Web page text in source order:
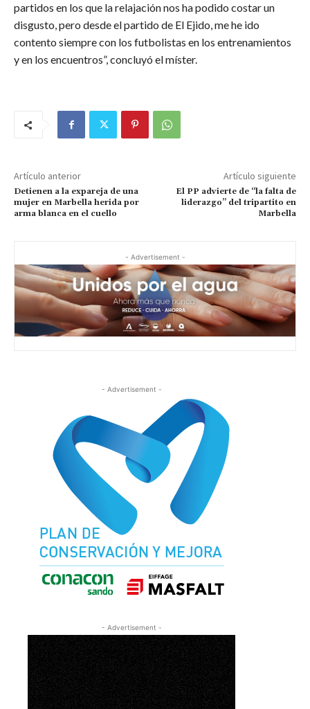
partidos en los que la relajación nos ha podido costar un
disgusto, pero desde el partido de El Ejido, me he ido
contento siempre con los futbolistas en los entrenamientos
y en los encuentros”, concluyó el míster.
Artículo anterior
Detienen a la expareja de una
mujer en Marbella herida por
arma blanca en el cuello
Artículo siguiente
El PP advierte de “la falta de
liderazgo” del tripartito en
Marbella
- Advertisement -
- Advertisement -
- Advertisement -